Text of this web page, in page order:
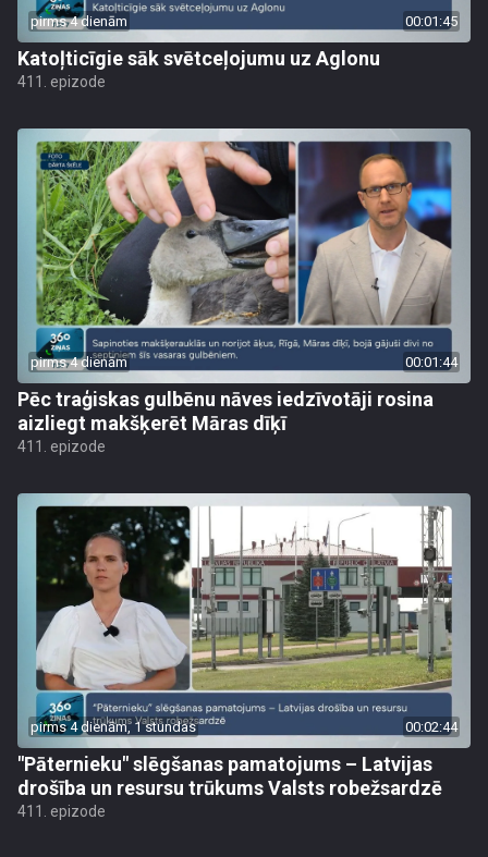
pirms 4 dienām 00:01:45
Katoļticīgie sāk svētceļojumu uz Aglonu
411. epizode
pirms 4 dienām 00:01:44
Pēc traģiskas gulbēnu nāves iedzīvotāji rosina
aizliegt makšķerēt Māras dīķī
411. epizode
pirms 4 dienām, 1 stundas 00:02:44
"Pāternieku" slēgšanas pamatojums – Latvijas
drošība un resursu trūkums Valsts robežsardzē
411. epizode